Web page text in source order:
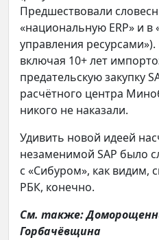
Предшествовали
«национальную ERP» и в
управления
включая 10+ лет
предательскую закупку
расчётного центра
никого не наказали.
Удивить новой идеей
незаменимой SAP было
с «Сибуром», как видим,
РБК, конечно.
См. также:
Горбачёвщина